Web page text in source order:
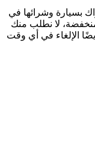
بسيارة وشرائها في
منخفضة، لا نطلب منك
الإلغاء في أي وقت